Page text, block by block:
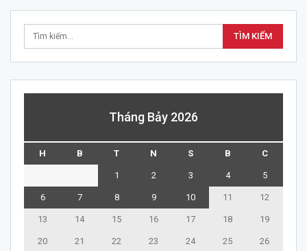
Tháng Bảy 2026
H B T N S B C
1 2 3 4 5
6 7 8 9 10 11 12
13 14 15 16 17 18 19
20 21 22 23 24 25 26